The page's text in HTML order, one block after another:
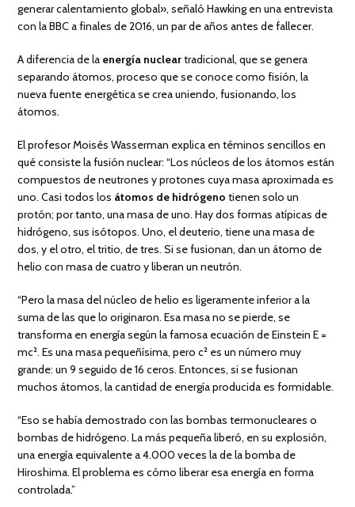
generar calentamiento global», señaló Hawking en una entrevista
con la BBC a finales de 2016, un par de años antes de fallecer.
A diferencia de la energía nucleartradicional, que se genera
separando átomos, proceso que se conoce como fisión, la
nueva fuente energética se crea uniendo, fusionando, los
átomos.
El profesor Moisés Wasserman explica en téminos sencillos en
qué consiste la fusión nuclear: “Los núcleos de los átomos están
compuestos de neutrones y protones cuya masa aproximada es
uno. Casi todos los átomos de hidrógeno tienen solo un
protón; por tanto, una masa de uno. Hay dos formas atípicas de
hidrógeno, sus isótopos. Uno, el deuterio, tiene una masa de
dos, y el otro, el tritio, de tres. Si se fusionan, dan un átomo de
helio con masa de cuatro y liberan un neutrón.
“Pero la masa del núcleo de helio es ligeramente inferior a la
suma de las que lo originaron. Esa masa no se pierde, se
transforma en energía según la famosa ecuación de Einstein E =
mc². Es una masa pequeñísima, pero c² es un número muy
grande: un 9 seguido de 16 ceros. Entonces, si se fusionan
muchos átomos, la cantidad de energía producida es formidable.
“Eso se había demostrado con las bombas termonucleares o
bombas de hidrógeno. La más pequeña liberó, en su explosión,
una energía equivalente a 4.000 veces la de la bomba de
Hiroshima. El problema es cómo liberar esa energía en forma
controlada.”